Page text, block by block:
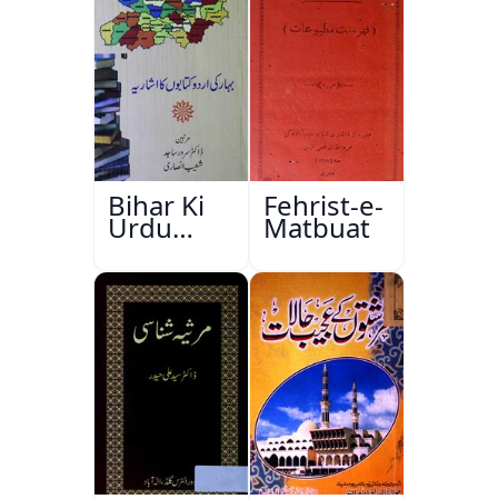
Bihar Ki
Urdu
Kitabon
Ka
Ishariya
Fehrist-e-
Matbuat